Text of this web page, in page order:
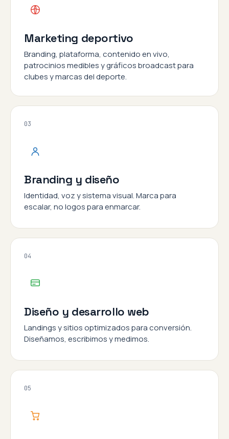
Marketing deportivo
Branding, plataforma, contenido en vivo,
patrocinios medibles y gráficos broadcast para
clubes y marcas del deporte.
03
Branding y diseño
Identidad, voz y sistema visual. Marca para
escalar, no logos para enmarcar.
04
Diseño y desarrollo web
Landings y sitios optimizados para conversión.
Diseñamos, escribimos y medimos.
05